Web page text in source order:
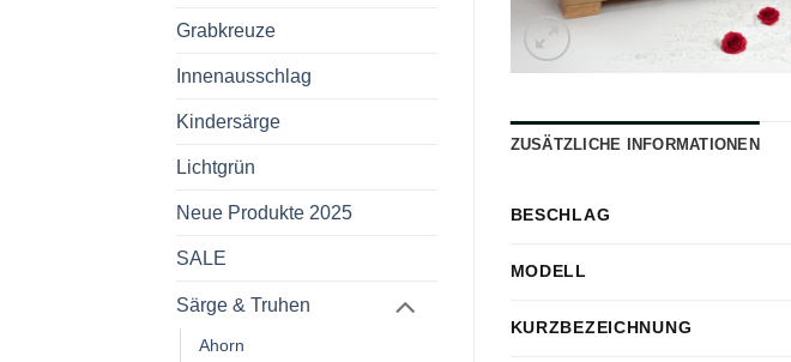
Grabkreuze
Innenausschlag
Kindersärge
Lichtgrün
Neue Produkte 2025
SALE
Särge & Truhen
Ahorn
ZUSÄTZLICHE INFORMATIONEN
BESCHLAG
MODELL
KURZBEZEICHNUNG